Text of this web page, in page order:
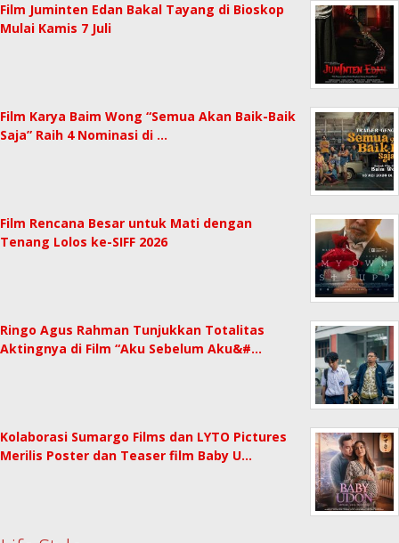
Film Juminten Edan Bakal Tayang di Bioskop
Mulai Kamis 7 Juli
Film Karya Baim Wong “Semua Akan Baik-Baik
Saja” Raih 4 Nominasi di …
Film Rencana Besar untuk Mati dengan
Tenang Lolos ke-SIFF 2026
Ringo Agus Rahman Tunjukkan Totalitas
Aktingnya di Film “Aku Sebelum Aku&#…
Kolaborasi Sumargo Films dan LYTO Pictures
Merilis Poster dan Teaser film Baby U…